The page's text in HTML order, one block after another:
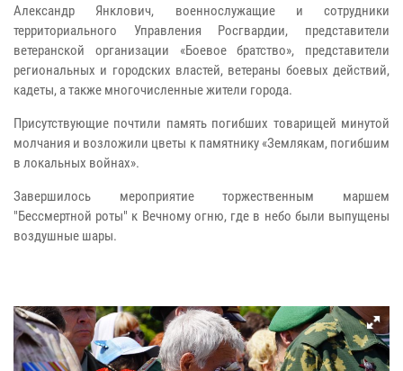
Александр Янклович, военнослужащие и сотрудники
территориального Управления Росгвардии, представители
ветеранской организации «Боевое братство», представители
региональных и городских властей, ветераны боевых действий,
кадеты, а также многочисленные жители города.
Присутствующие почтили память погибших товарищей минутой
молчания и возложили цветы к памятнику «Землякам, погибшим
в локальных войнах».
Завершилось мероприятие торжественным маршем
"Бессмертной роты" к Вечному огню, где в небо были выпущены
воздушные шары.